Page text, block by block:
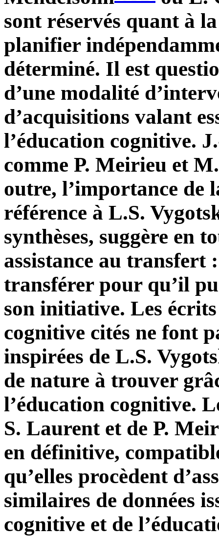
sont réservés quant à
planifier
déterminé. Il est
d’une modalité
d’acquisitions valant
l’éducation cognitive.
comme P. Meirieu et
outre, l’importance de
référence à L.S.
synthèses, suggère en
assistance au transfert
transférer pour qu’il
son initiative. Les
cognitive cités ne font
inspirées de L.S.
de nature à trouver
l’éducation cognitive.
S. Laurent et de P.
en définitive,
qu’elles procèdent
similaires de données
cognitive et de